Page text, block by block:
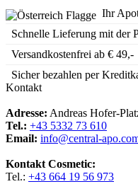
Ihr
Schnelle Lieferung mit der
Versandkostenfrei ab € 49,-
Sicher bezahlen per
Kontakt
Adresse: Andreas Hofer-
Tel.: +43 5332 73 610
Email: info@central-
Kontakt Cosmetic:
Tel.: +43 664 19 56 973